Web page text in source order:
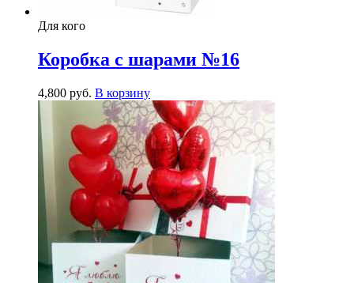
Для кого
Коробка с шарами №16
4,800 руб. В корзину